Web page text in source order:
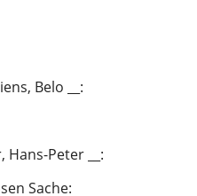
Belo __ :
Peter __ :
Sache: